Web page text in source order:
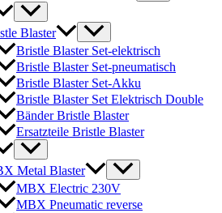
Blaster
Bristle Blaster Set-elektrisch
Bristle Blaster Set-pneumatisch
Bristle Blaster Set-Akku
Bristle Blaster Set Elektrisch Double
Bänder Bristle Blaster
Ersatzteile Bristle Blaster
Metal Blaster
MBX Electric 230V
MBX Pneumatic reverse